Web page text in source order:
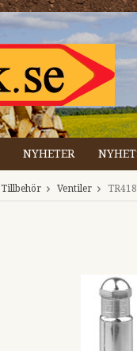
NYHETER
Tillbehör Ventiler